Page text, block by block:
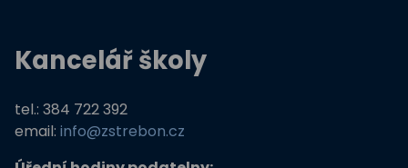
Kancelář školy
tel.: 384 722 392
email: info@zstrebon.cz